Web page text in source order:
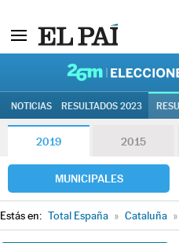
NOTICIAS RESULTADOS 2023
2019 2015
MUNICIPALES
Estás en: Total España » Cataluña »